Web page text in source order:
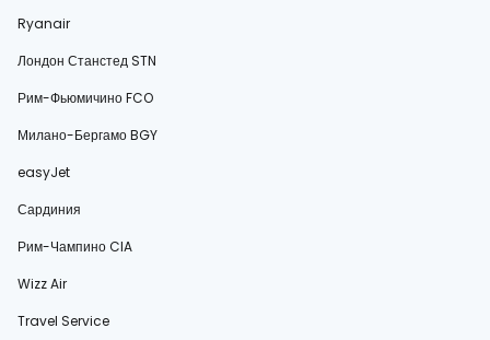
Ryanair
Лондон Станстед STN
Рим-Фьюмичино FCO
Милано-Бергамо BGY
easyJet
Сардиния
Рим-Чампино CIA
Wizz Air
Travel Service